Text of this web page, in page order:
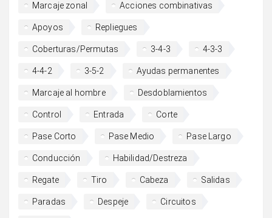
Marcaje zonal Acciones combinativas
Apoyos Repliegues
Coberturas/Permutas 3-4-3 4-3-3
4-4-2 3-5-2 Ayudas permanentes
Marcaje al hombre Desdoblamientos
Control Entrada Corte
Pase Corto Pase Medio Pase Largo
Conducción Habilidad/Destreza
Regate Tiro Cabeza Salidas
Paradas Despeje Circuitos